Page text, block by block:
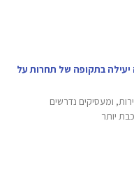
יעילה בתקופה של תחרות על
ומעסיקים נדרשים
יותר